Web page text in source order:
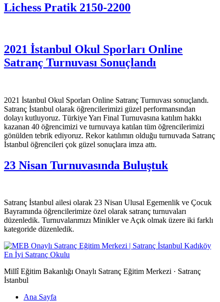
Lichess Pratik 2150-2200
2021 İstanbul Okul Sporları Online
Satranç Turnuvası Sonuçlandı
2021 İstanbul Okul Sporları Online Satranç Turnuvası sonuçlandı.
Satranç İstanbul olarak öğrencilerimizi güzel performansından
dolayı kutluyoruz. Türkiye Yarı Final Turnuvasına katılım hakkı
kazanan 40 öğrencimizi ve turnuvaya katılan tüm öğrencilerimizi
gönülden tebrik ediyoruz. Rekor katılımın olduğu turnuvada Satranç
İstanbul öğrencileri çok güzel sonuçlara imza attı.
23 Nisan Turnuvasında Buluştuk
Satranç İstanbul ailesi olarak 23 Nisan Ulusal Egemenlik ve Çocuk
Bayramında öğrencilerimize özel olarak satranç turnuvaları
düzenledik. Turnuvalarımızı Minikler ve Açık olmak üzere iki farklı
kategoride düzenledik.
Millî Eğitim Bakanlığı Onaylı Satranç Eğitim Merkezi · Satranç
İstanbul
Ana Sayfa